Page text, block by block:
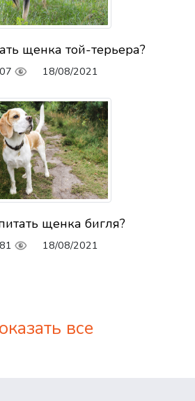
щенка той-терьера?
18/08/2021
щенка бигля?
18/08/2021
все